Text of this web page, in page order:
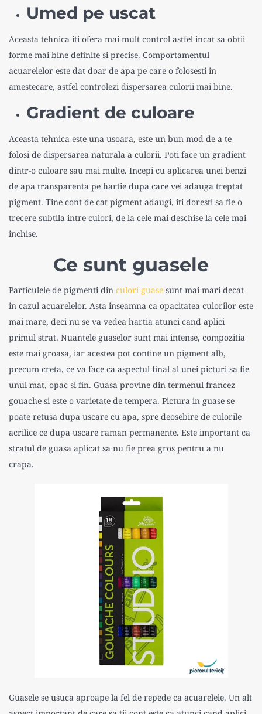
Umed pe uscat
Aceasta tehnica iti ofera mai mult control astfel incat sa obtii
forme mai bine definite si precise. Comportamentul
acuarelelor este dat doar de apa pe care o folosesti in
amestecare, astfel controlezi dispersarea culorii mai bine.
Gradient de culoare
Aceasta tehnica este una usoara, este un bun mod de a te
folosi de dispersarea naturala a culorii. Poti face un gradient
dintr-o culoare sau mai multe. Incepi cu aplicarea unei benzi
de apa transparenta pe hartie dupa care vei adauga treptat
pigment. Tine cont de cat pigment adaugi, iti doresti sa fie o
trecere subtila intre culori, de la cele mai deschise la cele mai
inchise.
Ce sunt guasele
Particulele de pigmenti din culori guase sunt mai mari decat
in cazul acuarelelor. Asta inseamna ca opacitatea culorilor este
mai mare, deci nu se va vedea hartia atunci cand aplici
primul strat. Nuantele guaselor sunt mai intense, compozitia
este mai groasa, iar acestea pot contine un pigment alb,
precum creta, ce va face ca aspectul final al unei picturi sa fie
unul mat, opac si fin. Guasa provine din termenul francez
gouache si este o varietate de tempera. Pictura in guase se
poate retusa dupa uscare cu apa, spre deosebire de culorile
acrilice ce dupa uscare raman permanente. Este important ca
stratul de guasa aplicat sa nu fie prea gros pentru a nu
crapa.
Guasele se usuca aproape la fel de repede ca acuarelele. Un alt